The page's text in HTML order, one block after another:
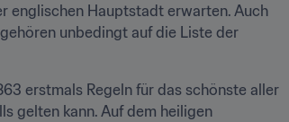
englischen Hauptstadt erwarten. Auch
unbedingt auf die Liste der
erstmals Regeln für das schönste aller
gelten kann. Auf dem heiligen